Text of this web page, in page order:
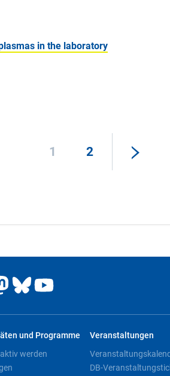
in the laboratory
1 2
und Programme
werden
Veranstaltungen
DB-